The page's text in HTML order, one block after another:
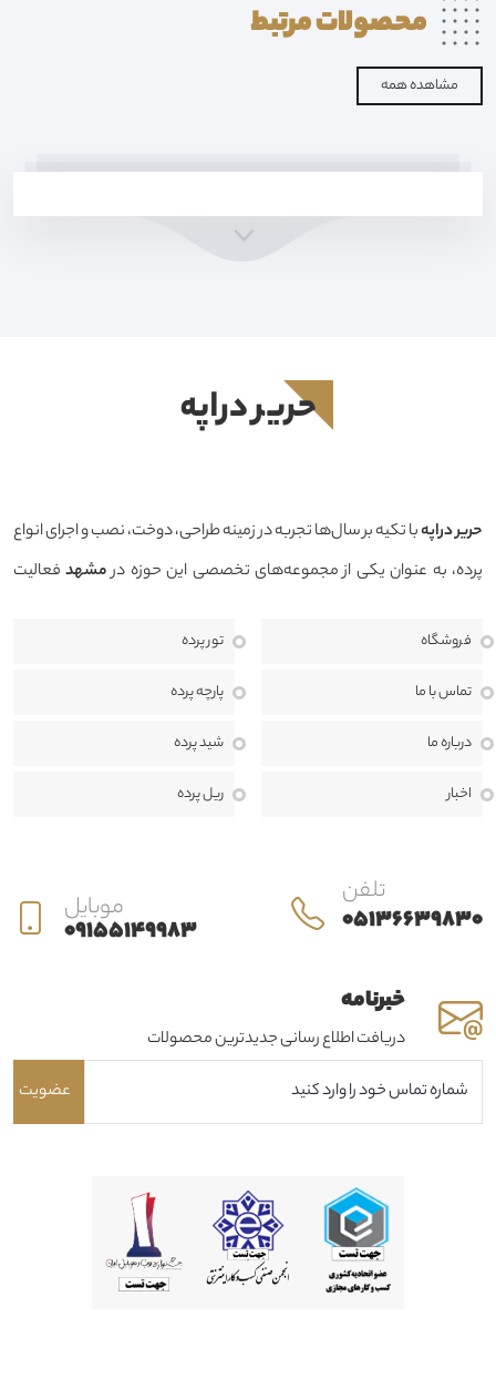
محصولاتمرتبط
مشاهده همه
فروشگاه
تماس با ما
درباره ما
اخبار
تور پرده
پارچه پرده
شید پرده
ریل پرده
حرير دراپه
حرير دراپهبا تکیه بر سال‌ها تجربه در زمینه طراحی، دوخت، نصب و اجرای انواع
پرده، به عنوان یکی از مجموعه‌های تخصصی این حوزه درمشهد فعالیت
منزل، محل کار یا پروژه‌های تجاری برای مشتریان خود خلق کنیم.
انتخاب پرده تنها یک خرید ساده نیست، بلکه بخشی مهم از طراحی داخلی و
تا اندازه‌گیری، طراحی، دوخت، نصب و خدمات پس از فروش، در کنار مشتریان
خبرنامه
دریافت اطلاع رسانی جدیدترین محصولات
تلفن
05136639830 موبایل
09155149983
عضویت